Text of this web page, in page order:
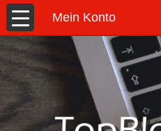
Mein Konto